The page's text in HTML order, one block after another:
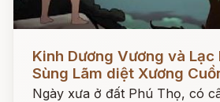
Kinh Dương Vương và Lạc
Sùng Lãm diệt Xương
Ngày xưa ở đất Phú Thọ, có